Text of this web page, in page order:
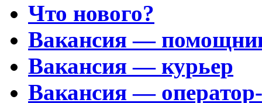
Что нового?
Вакансия —
Вакансия — курьер
Вакансия —